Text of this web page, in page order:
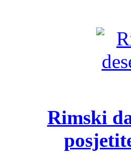
Rimski